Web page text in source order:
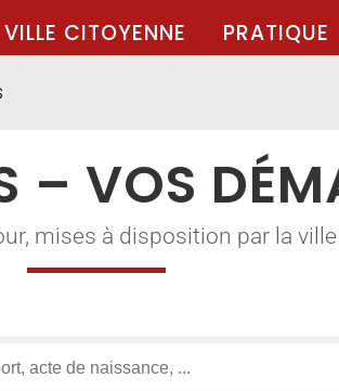
VILLE CITOYENNE PRATIQUE
– VOS
mises à disposition par la